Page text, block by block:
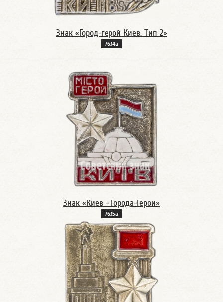
Знак «Город-герой Киев. Тип 2»
7634а
Знак «Киев - Города-Герои»
7635а